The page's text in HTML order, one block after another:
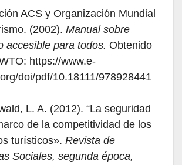
ACS y Organización Mundial
(2002). Manual sobre
accesible para todos. Obtenido
https://www.e-
doi/pdf/10.18111/978928441
L. A. (2012). “La seguridad
de la competitividad de los
turísticos». Revista de
Sociales, segunda época,